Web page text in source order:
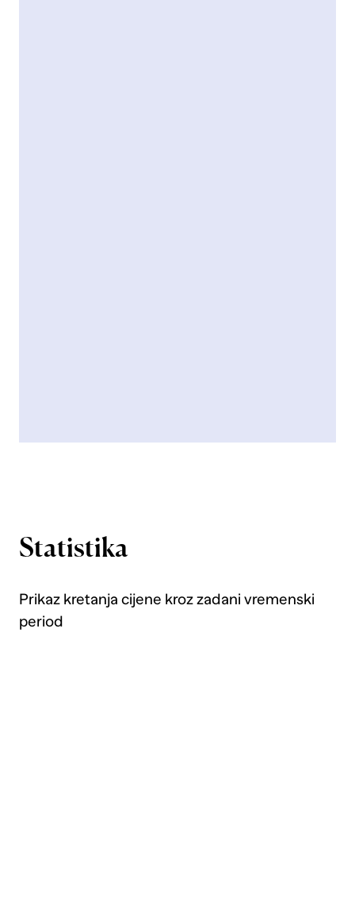
Statistika
Prikaz kretanja cijene kroz zadani vremenski
period